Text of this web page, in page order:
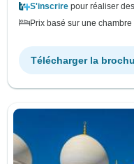
S'inscrire pour réaliser
Prix basé sur une chambre
Télécharger la